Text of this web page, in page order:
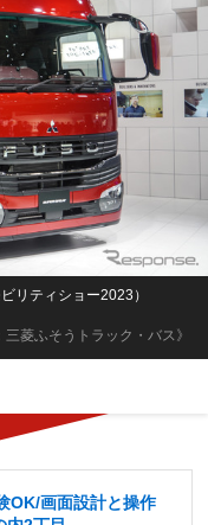
三菱ふそうトラック・バス》
リティショー2023）
OK/画面設計と操作